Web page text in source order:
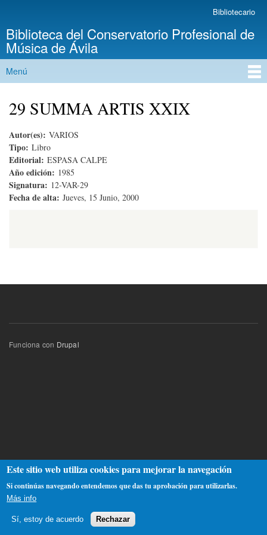
principal
Bibliotecario
Biblioteca del Conservatorio Profesional de
Música de Ávila
Menú principal
Menú
29 SUMMA ARTIS XXIX
Autor(es): VARIOS
Tipo: Libro
Editorial: ESPASA CALPE
Año edición: 1985
Signatura: 12-VAR-29
Fecha de alta: Jueves, 15 Junio, 2000
Funciona con Drupal
Este sitio web utiliza cookies para mejorar la navegación
Si continúas navegando entendemos que das tu aprobación para utilizarlas.
Más info
Sí, estoy de acuerdo Rechazar